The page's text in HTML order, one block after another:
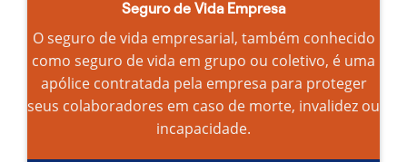
Seguro de Vida Empresa
O seguro de vida empresarial, também conhecido
como seguro de vida em grupo ou coletivo, é uma
apólice contratada pela empresa para proteger
seus colaboradores em caso de morte, invalidez ou
incapacidade.